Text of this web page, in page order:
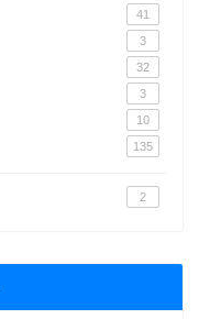
41
3
32
3
10
135
2